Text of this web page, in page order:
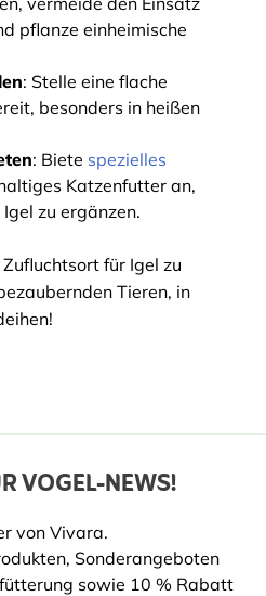
pflanze einheimische
: Stelle eine flache
besonders in heißen
: Biete spezielles
Katzenfutter an,
zu ergänzen.
für Igel zu
Tieren, in
VOGEL-NEWS!
von Vivara.
Sonderangeboten
sowie 10 % Rabatt